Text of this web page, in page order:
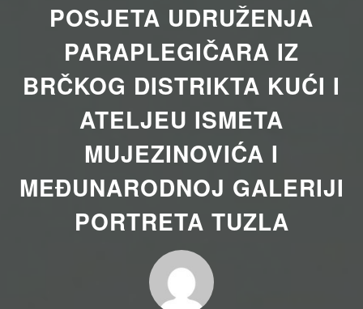
POSJETA UDRUŽENJA
PARAPLEGIČARA IZ
BRČKOG DISTRIKTA KUĆI I
ATELJEU ISMETA
MUJEZINOVIĆA I
MEĐUNARODNOJ GALERIJI
PORTRETA TUZLA